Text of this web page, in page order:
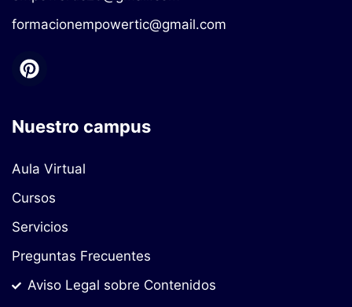
formacionempowertic@gmail.com
Nuestro campus
Aula Virtual
Cursos
Servicios
Preguntas Frecuentes
Aviso Legal sobre Contenidos